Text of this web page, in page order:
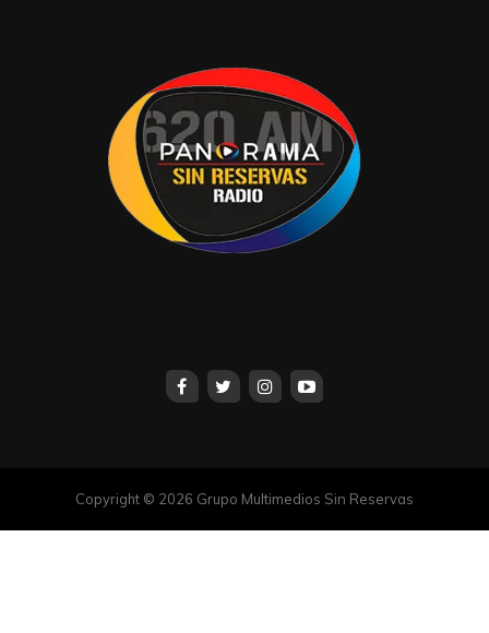
Copyright © 2026 Grupo Multimedios Sin Reservas